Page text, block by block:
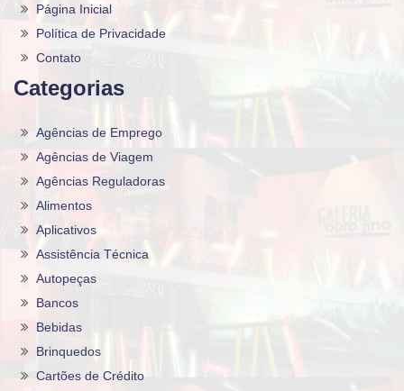
Página Inicial
Política de Privacidade
Contato
Categorias
Agências de Emprego
Agências de Viagem
Agências Reguladoras
Alimentos
Aplicativos
Assistência Técnica
Autopeças
Bancos
Bebidas
Brinquedos
Cartões de Crédito